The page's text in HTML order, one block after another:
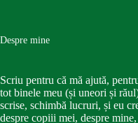
Despre mine
Scriu pentru că mă ajută,
tot binele meu (și uneori și
scrise, schimbă lucruri, și eu
despre copiii mei, despre